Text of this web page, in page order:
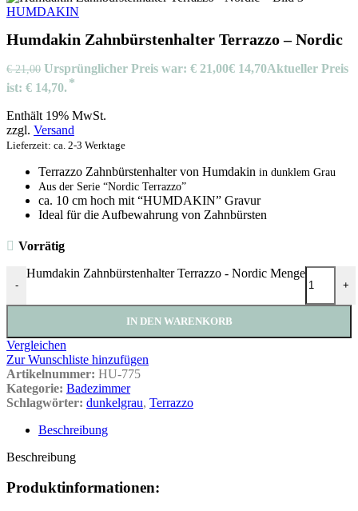
HUMDAKIN
Humdakin Zahnbürstenhalter Terrazzo – Nordic
€21,00 Ursprünglicher Preis war: € 21,00€ 14,70Aktueller Preis
ist: € 14,70.
Enthält 19% MwSt.
zzgl. Versand
Lieferzeit: ca. 2-3 Werktage
Terrazzo Zahnbürstenhalter von Humdakin in dunklem Grau
Aus der Serie “Nordic Terrazzo”
ca. 10 cm hoch mit “HUMDAKIN” Gravur
Ideal für die Aufbewahrung von Zahnbürsten
Vorrätig
-
Humdakin Zahnbürstenhalter Terrazzo - Nordic Menge
+
IN DEN WARENKORB
Vergleichen
Zur Wunschliste hinzufügen
Artikelnummer: HU-775
Kategorie: Badezimmer
Schlagwörter: dunkelgrau, Terrazzo
Beschreibung
Beschreibung
Produktinformationen: